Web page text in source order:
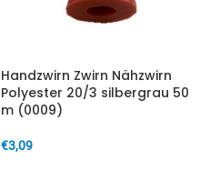
Handzwirn Zwirn Nähzwirn
Polyester 20/3 silbergrau 50
m (0009)
€3,09